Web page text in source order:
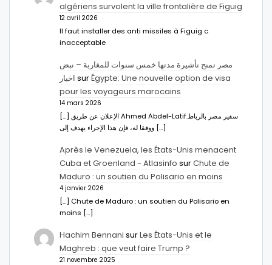
algériens survolent la ville frontalière de Figuig
12 avril 2026
Il faut installer des anti missiles à Figuig c
inacceptable
مصر تمنح تأشيرة مدتها خمس سنوات للمغاربة – نبض
اخبار surÉgypte: Une nouvelle option de visa
pour les voyageurs marocains
14 mars 2026
[…] الإعلان عن طريق Ahmed Abdel-Latifسفير مصر بالرباط.
ووفقا له، فإن هذا الإجراء يهدف إلى […]
Après le Venezuela, les États-Unis menacent
Cuba et Groenland - Atlasinfo surChute de
Maduro : un soutien du Polisario en moins
4 janvier 2026
[…] Chute de Maduro : un soutien du Polisario en
moins […]
Hachim Bennani surLes États-Unis et le
Maghreb : que veut faire Trump ?
21 novembre 2025